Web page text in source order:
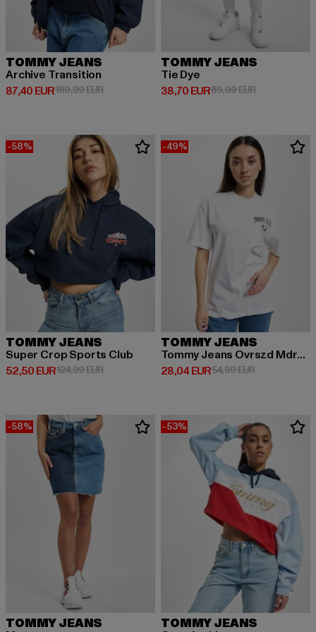
TOMMY JEANS
Archive Transition
87,40 EUR
Derzeitiger Preis: 87,40 EUR
189,99 EURAktionspreis: 189,99 EUR
TOMMY JEANS
Tie Dye
38,70 EUR
Derzeitiger Preis: 38,70 EUR
89,99 EURAktionspreis:
-58%
TOMMY JEANS
Super Crop Sports Club
52,50 EUR
Derzeitiger Preis: 52,50 EUR
124,99 EURAktionspreis: 124,99 EUR
-49%
TOMMY JEANS
Tommy Jeans Ovrszd Mdrn Prp 2
28,04 EUR
Derzeitiger Preis: 28,04 EUR
54,99 EURAktionspreis:
-58%
TOMMY JEANS
-53%
TOMMY JEANS